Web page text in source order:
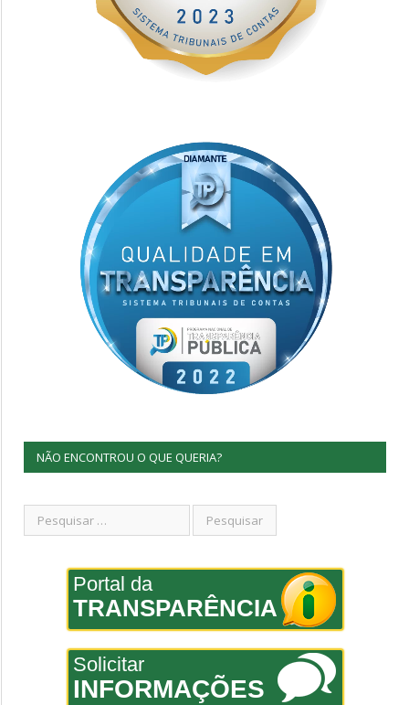
NÃO ENCONTROU O QUE QUERIA?
Portal da
TRANSPARÊNCIA
Solicitar
INFORMAÇÕES